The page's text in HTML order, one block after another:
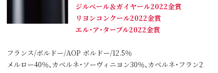
ジルベール＆ガイヤール2022金賞
リヨンコンクール2022金賞
エル・ア・ターブル2022金賞
フランス/ボルドー/AOP ボルドー/12.5％
メルロー40％、カベルネ・ソーヴィニヨン30％、カベルネ・フラン2